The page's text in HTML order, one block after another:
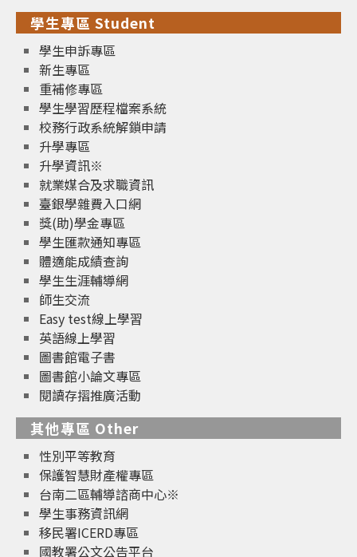
學生專區 Student
學生申訴專區
新生專區
重補修專區
學生學習歷程檔案系統
校務行政系統解鎖申請
升學專區
升學資訊※
就業媒合及求職資訊
臺銀學雜費入口網
獎(助)學金專區
學生匯款通知專區
體適能成績查詢
學生生涯輔導網
師生交流
Easy test線上學習
英語線上學習
圖書館電子書
圖書館小論文專區
閱讀存摺推廣活動
其他專區 Other
性別平等教育
保護智慧財產權專區
台南二區輔導諮商中心※
學生事務資訊網
移民署ICERD專區
國教署公文公告平台